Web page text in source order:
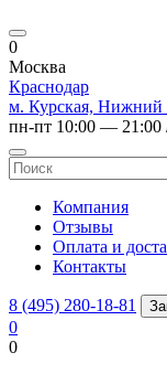
0
Москва
Краснодар
м. Курская, Нижний
пн-пт 10:00 — 21:00
Компания
Отзывы
Оплата и
Контакты
8 (495) 280-18-81
0
0